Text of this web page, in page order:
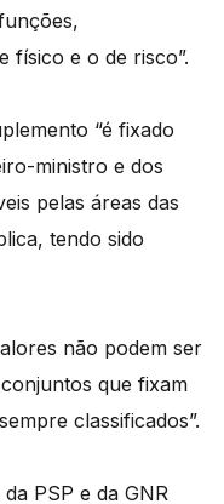
físico e o de risco”.
“é fixado
ministro e dos
pelas áreas das
tendo sido
não podem ser
que fixam
classificados”.
PSP e da GNR